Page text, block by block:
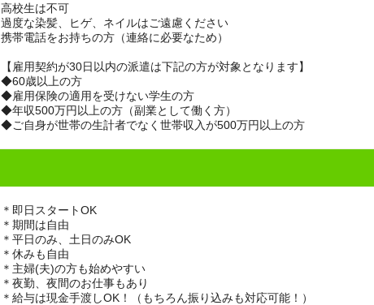
高校生は不可
過度な染髪、ヒゲ、ネイルはご遠慮ください
携帯電話をお持ちの方（連絡に必要なため）
【雇用契約が30日以内の派遣は下記の方が対象となります】
◆60歳以上の方
◆雇用保険の適用を受けない学生の方
◆年収500万円以上の方（副業として働く方）
◆ご自身が世帯の生計者でなく世帯収入が500万円以上の方
＊即日スタートOK
＊期間は自由
＊平日のみ、土日のみOK
＊休みも自由
＊主婦(夫)の方も始めやすい
＊夜勤、夜間のお仕事もあり
＊給与は現金手渡しOK！（もちろん振り込みも対応可能！）